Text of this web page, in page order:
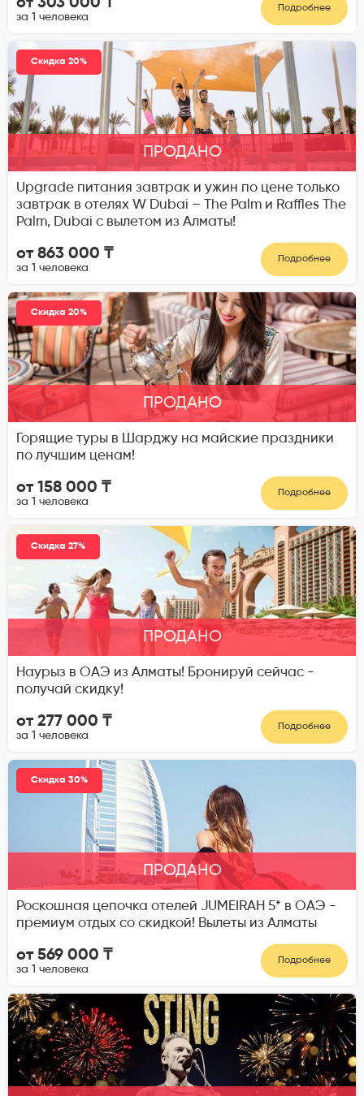
за 1 человека
Подробнее
Скидка 20%
ПРОДАНО
Upgrade питания завтрак и ужин по цене только
завтрак в отелях W Dubai – The Palm и Raffles The
Palm, Dubai с вылетом из Алматы!
от 863 000 ₸
за 1 человека
Подробнее
Скидка 20%
ПРОДАНО
Горящие туры в Шарджу на майские праздники
по лучшим ценам!
от 158 000 ₸
за 1 человека
Подробнее
Скидка 27%
ПРОДАНО
Наурыз в ОАЭ из Алматы! Бронируй сейчас -
получай скидку!
от 277 000 ₸
за 1 человека
Подробнее
Скидка 30%
ПРОДАНО
Роскошная цепочка отелей JUMEIRAH 5* в ОАЭ -
премиум отдых со скидкой! Вылеты из Алматы
от 569 000 ₸
за 1 человека
Подробнее